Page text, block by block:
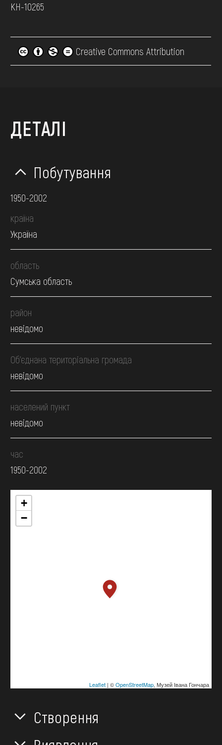
КН-10265
Creative Commons Attribution
ДЕТАЛІ
Побутування
1950-2002
країна
Україна
область
Сумська область
район
невідомо
Об’єднана територіальна громада
невідомо
населений пункт
невідомо
час
1950-2002
+
−
Leaflet| ©OpenStreetMap, Музей Івана Гончара
Створення